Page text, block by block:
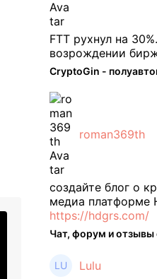
FTT рухнул на 30%. Мечта о
возрождении
испаряется,
массовую
собственного
словам Кайко , 5
FTT, ныне
roman369th
создайте блог о
медиа платформе
https://hdgrs.com/
Lulu